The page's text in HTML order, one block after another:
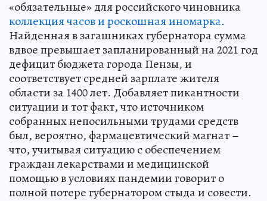
«обязательные» для российского чиновника
коллекция часов и роскошная иномарка.
Найденная в загашниках губернатора сумма
вдвое превышает запланированный на 2021 год
дефицит бюджета города Пензы, и
соответствует средней зарплате жителя
области за 1400 лет. Добавляет пикантности
ситуации и тот факт, что источником
собранных непосильными трудами средств
был, вероятно, фармацевтический магнат –
что, учитывая ситуацию с обеспечением
граждан лекарствами и медицинской
помощью в условиях пандемии говорит о
полной потере губернатором стыда и совести.